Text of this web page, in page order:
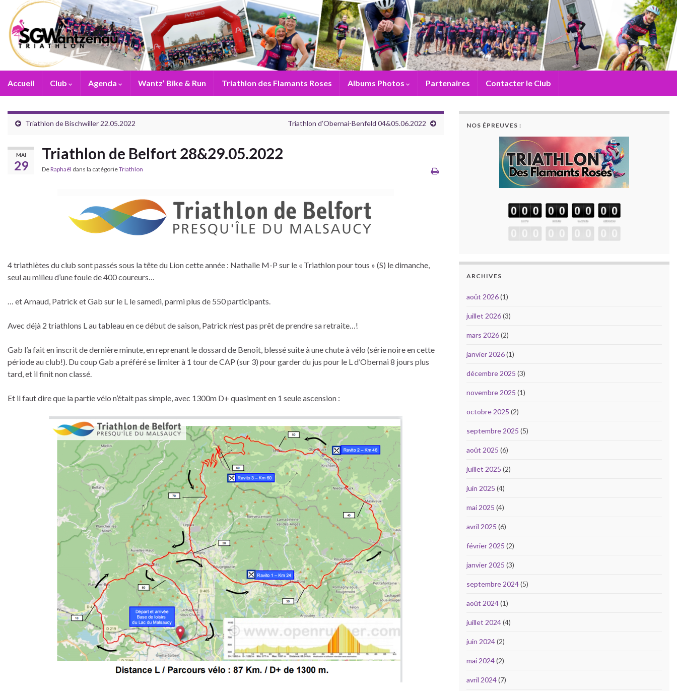
Accueil Club Agenda Wantz’ Bike & Run Triathlon des Flamants Roses Albums Photos Partenaires Contacter le Club
Triathlon de Bischwiller 22.05.2022 Triathlon d’Obernai-Benfeld 04&05.06.2022
MAI
29
Triathlon de Belfort 28&29.05.2022
DeRaphaël dans la catégorieTriathlon
4 triathlètes du club sont passés sous la tête du Lion cette année : Nathalie M-P sur le « Triathlon pour tous » (S) le dimanche,
seul au milieu d’une foule de 400 coureurs…
… et Arnaud, Patrick et Gab sur le L le samedi, parmi plus de 550 participants.
Avec déjà 2 triathlons L au tableau en ce début de saison, Patrick n’est pas prêt de prendre sa retraite…!
Gab l’a fait en inscrit de dernière minute, en reprenant le dossard de Benoît, blessé suite à une chute à vélo (série noire en cette
période au club!). Du coup Gab a préféré se limiter à 1 tour de CAP (sur 3) pour garder du jus pour le L d’Obernai 8 jours plus
tard, et il finit non classé.
Et il faut dire que la partie vélo n’était pas simple, avec 1300m D+ quasiment en 1 seule ascension :
NOS ÉPREUVES :
ARCHIVES
août 2026(1)
juillet 2026(3)
mars 2026(2)
janvier 2026(1)
décembre 2025 (3)
novembre 2025 (1)
octobre 2025 (2)
septembre 2025 (5)
août 2025 (6)
juillet 2025 (2)
juin 2025 (4)
mai 2025 (4)
avril 2025 (6)
février 2025 (2)
janvier 2025 (3)
septembre 2024(5)
août 2024(1)
juillet 2024(4)
juin 2024(2)
mai 2024(2)
avril 2024(7)